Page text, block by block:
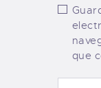
que